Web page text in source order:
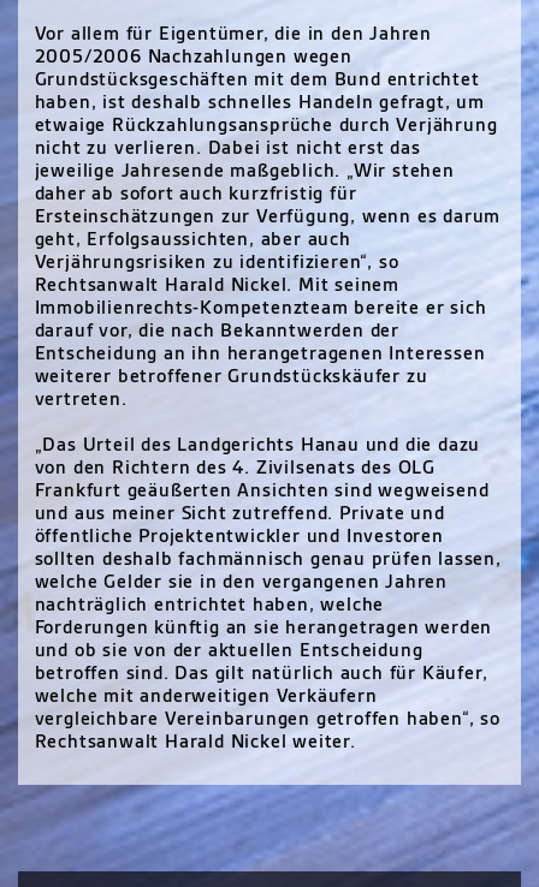
Vor allem für Eigentümer, die in den Jahren
2005/2006 Nachzahlungen wegen
Grundstücksgeschäften mit dem Bund entrichtet
haben, ist deshalb schnelles Handeln gefragt, um
etwaige Rückzahlungsansprüche durch Verjährung
nicht zu verlieren. Dabei ist nicht erst das
jeweilige Jahresende maßgeblich. „Wir stehen
daher ab sofort auch kurzfristig für
Ersteinschätzungen zur Verfügung, wenn es darum
geht, Erfolgsaussichten, aber auch
Verjährungsrisiken zu identifizieren“, so
Rechtsanwalt Harald Nickel. Mit seinem
Immobilienrechts-Kompetenzteam bereite er sich
darauf vor, die nach Bekanntwerden der
Entscheidung an ihn herangetragenen Interessen
weiterer betroffener Grundstückskäufer zu
vertreten.
„Das Urteil des Landgerichts Hanau und die dazu
von den Richtern des 4. Zivilsenats des OLG
Frankfurt geäußerten Ansichten sind wegweisend
und aus meiner Sicht zutreffend. Private und
öffentliche Projektentwickler und Investoren
sollten deshalb fachmännisch genau prüfen lassen,
welche Gelder sie in den vergangenen Jahren
nachträglich entrichtet haben, welche
Forderungen künftig an sie herangetragen werden
und ob sie von der aktuellen Entscheidung
betroffen sind. Das gilt natürlich auch für Käufer,
welche mit anderweitigen Verkäufern
vergleichbare Vereinbarungen getroffen haben“, so
Rechtsanwalt Harald Nickel weiter.